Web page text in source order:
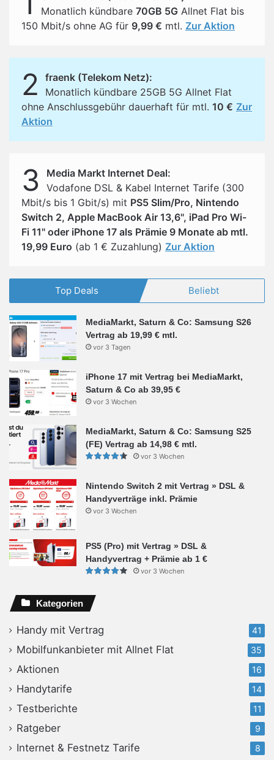
Monatlich kündbare 70GB 5G Allnet Flat bis
150 Mbit/s ohne AG für 9,99 € mtl. Zur Aktion
2
fraenk (Telekom Netz):
Monatlich kündbare 25GB 5G Allnet Flat
ohne Anschlussgebühr dauerhaft für mtl. 10 € Zur
Aktion
3
Media Markt Internet Deal:
Vodafone DSL & Kabel Internet Tarife (300
Mbit/s bis 1 Gbit/s) mit PS5 Slim/Pro, Nintendo
Switch 2, Apple MacBook Air 13,6", iPad Pro Wi-
Fi 11" oder iPhone 17 als Prämie 9 Monate ab mtl.
19,99 Euro (ab 1 € Zuzahlung) Zur Aktion
Top Deals Beliebt
MediaMarkt, Saturn & Co: Samsung S26
Vertrag ab 19,99 € mtl.
vor 3 Tagen
iPhone 17 mit Vertrag bei MediaMarkt,
Saturn & Co ab 39,95 €
vor 3 Wochen
MediaMarkt, Saturn & Co: Samsung S25
(FE) Vertrag ab 14,98 € mtl.
vor 3 Wochen
Nintendo Switch 2 mit Vertrag » DSL &
Handyverträge inkl. Prämie
vor 3 Wochen
PS5 (Pro) mit Vertrag » DSL &
Handyvertrag + Prämie ab 1 €
vor 3 Wochen
Kategorien
Handy mit Vertrag 41
Mobilfunkanbieter mit Allnet Flat 35
Aktionen 16
Handytarife 14
Testberichte 11
Ratgeber 9
Internet & Festnetz Tarife 8